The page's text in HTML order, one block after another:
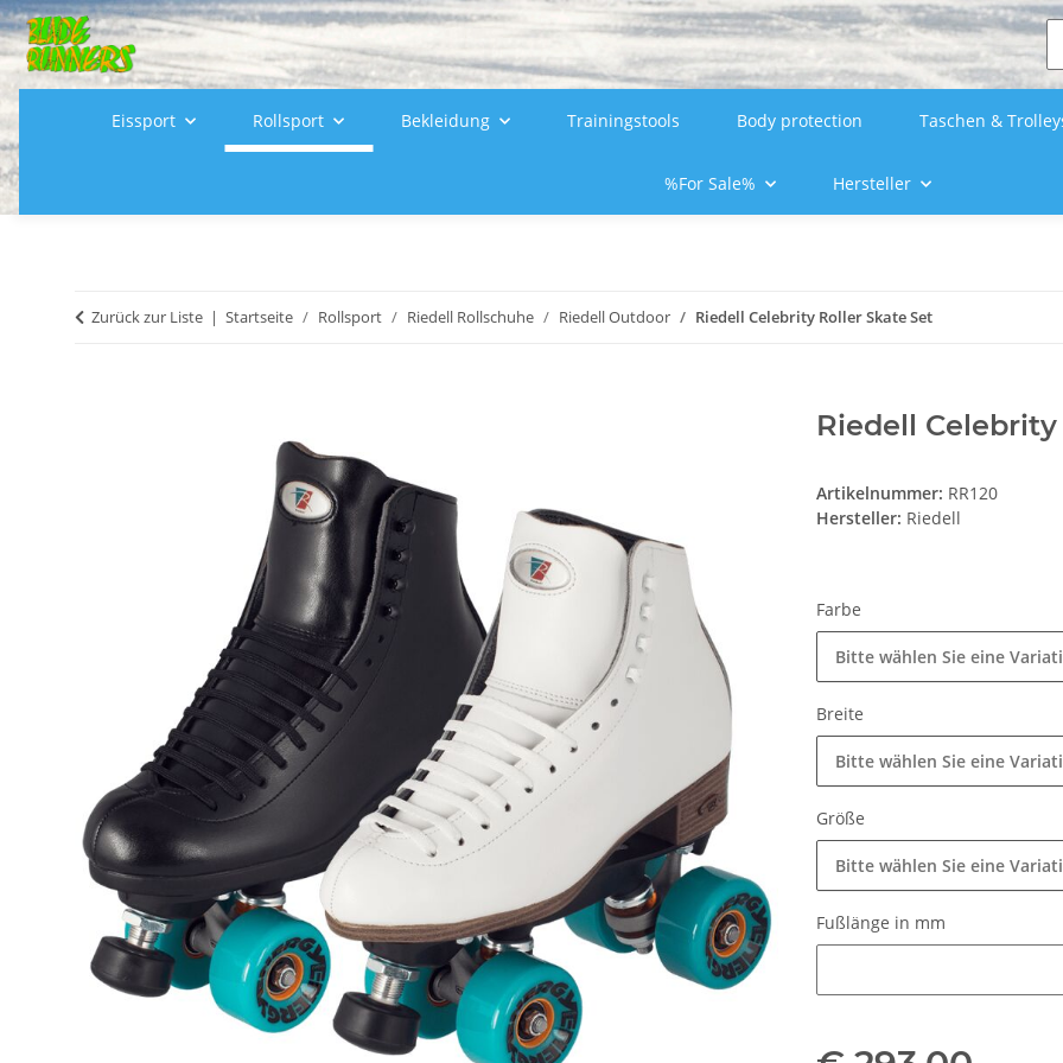
Eissport Rollsport Bekleidung Trainingstools Body protection Taschen &
%For Sale% Hersteller
Zurück zur Liste Startseite Rollsport Riedell Rollschuhe Riedell Outdoor Riedell Celebrity Roller Skate Set
Riedell
Artikelnummer: RR120
Hersteller: Riedell
Farbe
Bitte wählen Sie eine
Breite
Bitte wählen Sie eine
Größe
Bitte wählen Sie eine
Fußlänge in mm